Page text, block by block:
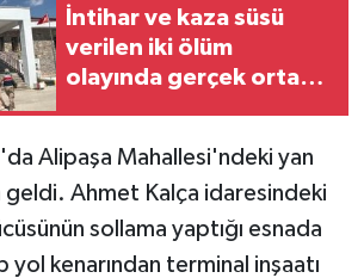
İntihar ve kaza süsü
verilen iki ölüm
olayında gerçek ortaya
Alipaşa Mahallesi'ndeki yan
Ahmet Kalça idaresindeki
sollama yaptığı esnada
yol kenarından terminal inşaatı